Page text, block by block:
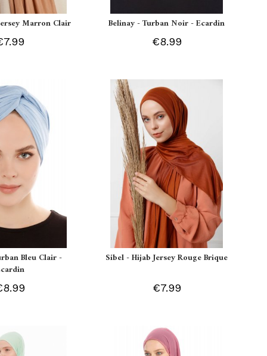
Marron Clair Belinay - Turban Noir - Ecardin
€8.99
Bleu Clair -
Sibel - Hijab Jersey Rouge Brique
€7.99